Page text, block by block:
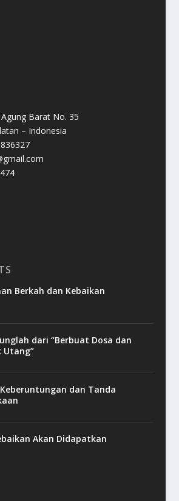
Barat No. 35
– Indonesia
Berkah dan Kebaikan
dari “Berbuat Dosa dan
Utang”
dan Tanda
Akan Didapatkan